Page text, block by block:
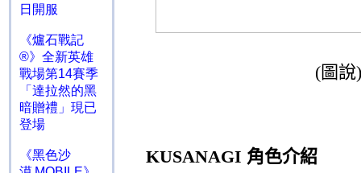
日開服
《爐石戰記
®》全新英雄
戰場第14賽季
「達拉然的黑
暗贈禮」現已
登場
《黑色沙
(圖說
KUSANAGI 角色介紹